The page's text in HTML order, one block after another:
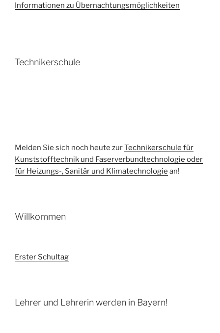
Informationen zu Übernachtungsmöglichkeiten
Technikerschule
Melden Sie sich noch heute zurTechnikerschule für
Kunststofftechnik und Faserverbundtechnologie oder
für Heizungs-, Sanitär und Klimatechnologie an!
Willkommen
Erster Schultag
Lehrer und Lehrerin werden in Bayern!